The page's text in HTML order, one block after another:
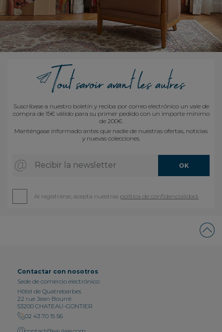
Suscríbase a nuestro boletín y reciba por correo electrónico un vale de
compra de 15€ válido para su primer pedido con un importe mínimo
de 200€.
Manténgase informado antes que nadie de nuestras ofertas, noticias
y nuevas colecciones.
Recibir la newsletter OK
Al registrarse, acepta nuestras política de confidencialidad.
Contactar con nosotros
Sede de comercio electrónico:
Hôtel de Quatrebarbes
22 rue Jean Bourré
53200 CHATEAU-GONTIER
02 43 70 15 56